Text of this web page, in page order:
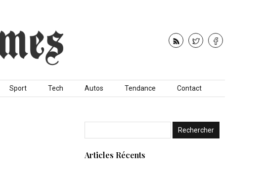
Sport Tech Autos Tendance Contact
Articles Récents